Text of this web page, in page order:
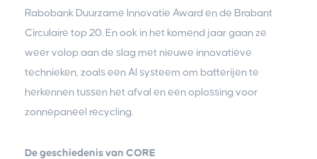
Rabobank Duurzame Innovatie Award en de Brabant
Circulaire top 20. En ook in het komend jaar gaan ze
weer volop aan de slag met nieuwe innovatieve
technieken, zoals een AI systeem om batterijen te
herkennen tussen het afval en een oplossing voor
zonnepaneel recycling.
De geschiedenis van CORE